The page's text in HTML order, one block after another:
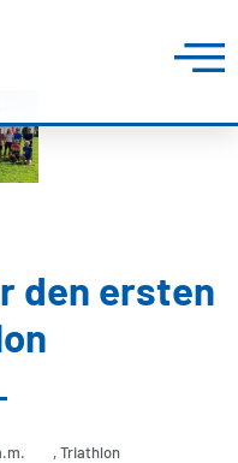
den ersten
, Triathlon